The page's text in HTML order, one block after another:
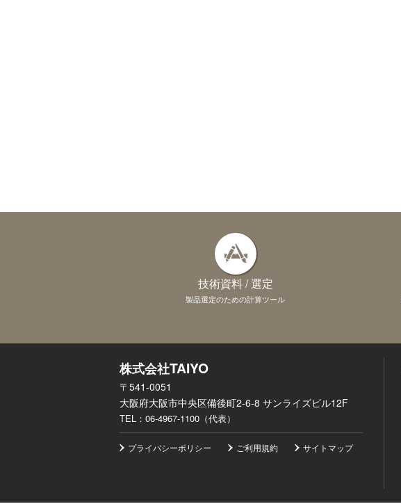
技術資料 / 選定
製品選定のための計算ツール
株式会社TAIYO
〒541-0051
大阪府大阪市中央区備後町2-6-8 サンライズビル12F
TEL： 06-4967-1100（代表）
プライバシーポリシー ご利用規約 サイトマップ